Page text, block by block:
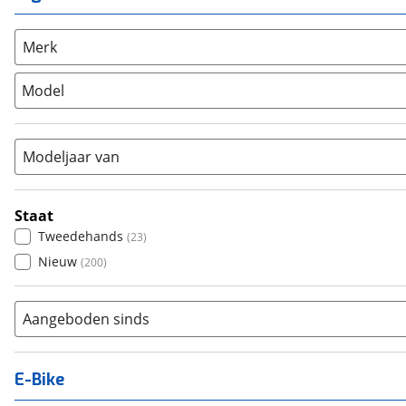
Overig (2)
Racefiets
Stadsfiets (30)
Tandem
Merk
Model
Modeljaar van
Staat
Tweedehands (23)
Nieuw (200)
Aangeboden sinds
E-Bike